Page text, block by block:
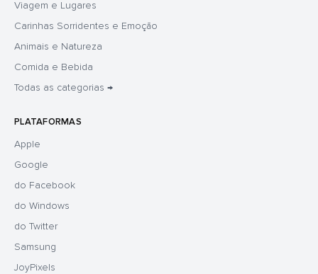
Viagem e Lugares
Carinhas Sorridentes e Emoção
Animais e Natureza
Comida e Bebida
Todas as categorias →
PLATAFORMAS
Apple
Google
do Facebook
do Windows
do Twitter
Samsung
JoyPixels